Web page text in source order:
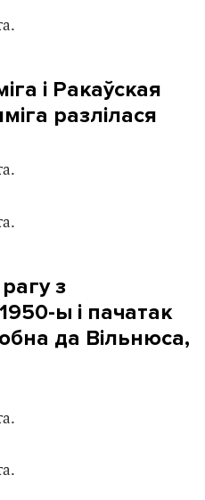
і Ракаўская
разлілася
з
ы і пачатак
да Вільнюса,